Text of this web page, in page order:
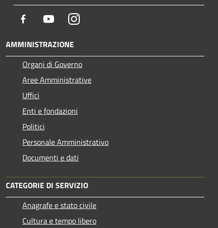
Facebook YoutubeInstagram
AMMINISTRAZIONE
Organi di Governo
Aree Amministrative
Uffici
Enti e fondazioni
Politici
Personale Amministrativo
Documenti e dati
CATEGORIE DI SERVIZIO
Anagrafe e stato civile
Cultura e tempo libero